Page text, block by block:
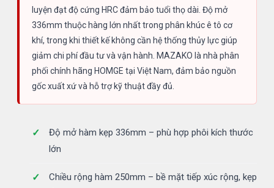
luyện đạt độ cứng HRC đảm bảo tuổi thọ dài. Độ mở
336mm thuộc hàng lớn nhất trong phân khúc ê tô cơ
khí, trong khi thiết kế không cần hệ thống thủy lực giúp
giảm chi phí đầu tư và vận hành. MAZAKO là nhà phân
phối chính hãng HOMGE tại Việt Nam, đảm bảo nguồn
gốc xuất xứ và hỗ trợ kỹ thuật đầy đủ.
Độ mở hàm kẹp 336mm – phù hợp phôi kích thước
lớn
Chiều rộng hàm 250mm – bề mặt tiếp xúc rộng, kẹp